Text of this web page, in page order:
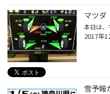
マツ
2017年
雪予報